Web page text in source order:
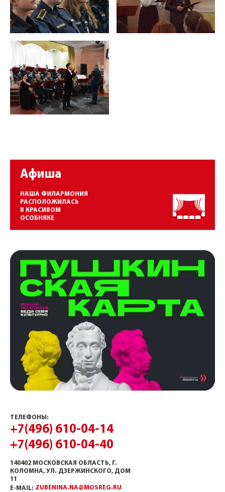
Афиша
НАША ФИЛАРМОНИЯ
РАСПОЛОЖИЛАСЬ
В КРАСИВОМ
ОСОБНЯКЕ
ТЕЛЕФОНЫ:
+7(496) 610-04-14
+7(496) 610-04-40
140402 МОСКОВСКАЯ ОБЛАСТЬ, Г.
КОЛОМНА, УЛ. ДЗЕРЖИНСКОГО, ДОМ
11
E-MAIL: ZUBENINA.NA@MOSREG.RU